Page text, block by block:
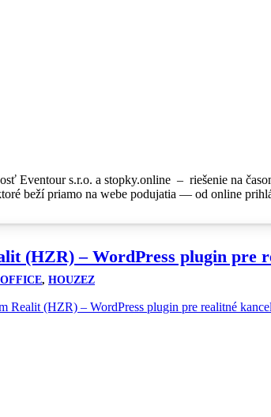
Eventour s.r.o. a stopky.online – riešenie na
beží priamo na webe podujatia — od online
(HZR) – WordPress plugin pre
, HOUZEZ